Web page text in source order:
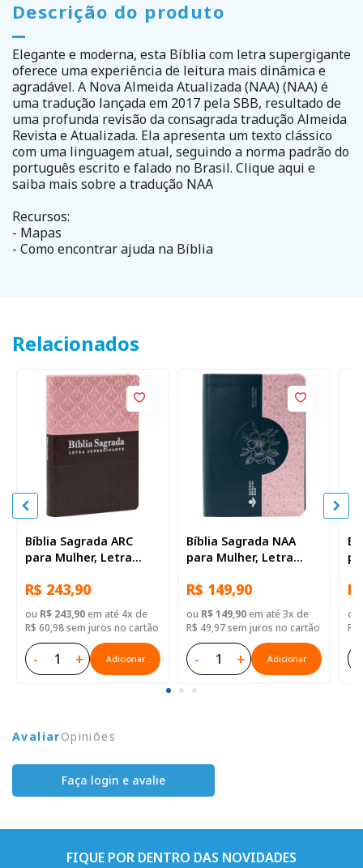
Descrição do produto
Elegante e moderna, esta Bíblia com letra supergigante
oferece uma experiência de leitura mais dinâmica e
agradável. A Nova Almeida Atualizada (NAA) (NAA) é
uma tradução lançada em 2017 pela SBB, resultado de
uma profunda revisão da consagrada tradução Almeida
Revista e Atualizada. Ela apresenta um texto clássico
com uma linguagem atual, seguindo a norma padrão do
português escrito e falado no Brasil. Clique aqui e
saiba mais sobre a tradução NAA
Recursos:
- Mapas
- Como encontrar ajuda na Bíblia
Relacionados
Bíblia Sagrada ARC
para Mulher, Letra
palavras de Jesus
destacadas, com
índice, Capa Couro
Sintético Rosa e
Marrom
R$ 243,90
ou R$ 243,90em até 4x de
R$ 60,98 sem juros no cartão
- + Adicionar
Bíblia Sagrada NAA
para Mulher, Letra
palavras de Jesus
destacadas, com
mapa, Capa Couro
Sintético Rosa Azul
R$ 149,90
ou R$ 149,90em até 3x de
R$ 49,97 sem juros no cartão
- + Adicionar
ou
R$
AvaliarOpiniões
Faça login e avalie
FIQUE POR DENTRO DAS NOVIDADES